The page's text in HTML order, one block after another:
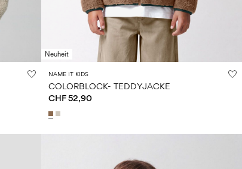
Neuheit
NAME IT KIDS
COLORBLOCK- TEDDYJACKE
CHF 52,90